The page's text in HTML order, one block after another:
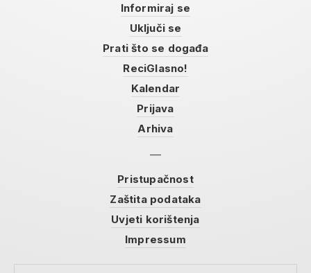
Informiraj se
Uključi se
Prati što se događa
ReciGlasno!
Kalendar
Prijava
Arhiva
Pristupačnost
Zaštita podataka
Uvjeti korištenja
Impressum